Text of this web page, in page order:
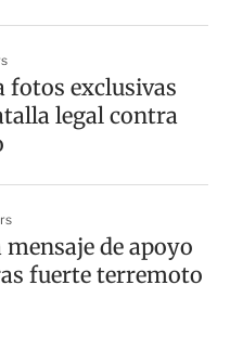
fotos exclusivas
legal contra
de apoyo
fuerte terremoto